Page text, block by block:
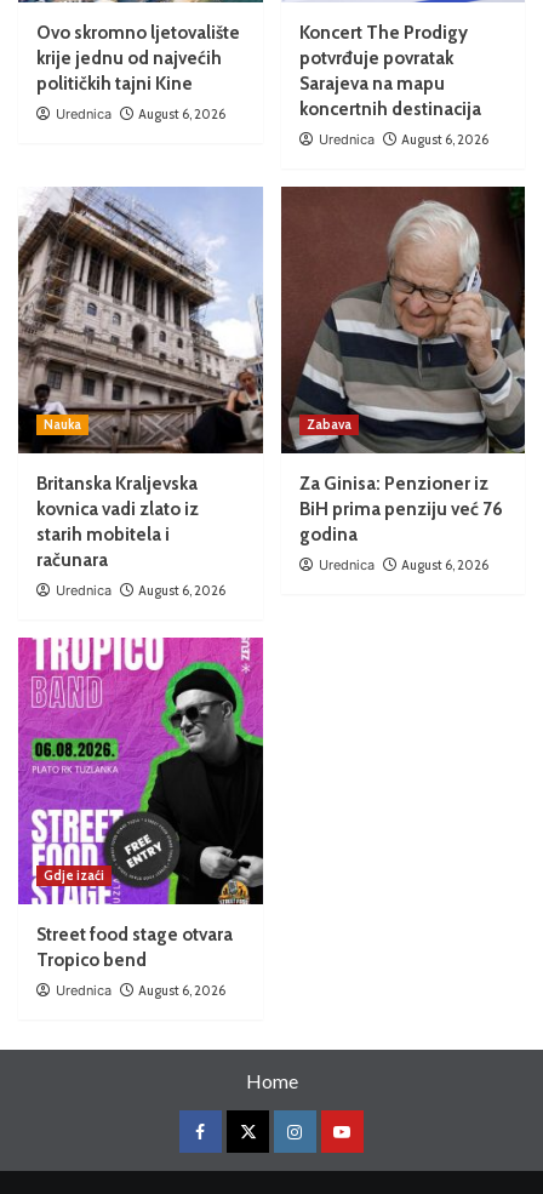
Ovo skromno ljetovalište
krije jednu od najvećih
političkih tajni Kine
Urednica August 6, 2026
Koncert The Prodigy
potvrđuje povratak
Sarajeva na mapu
koncertnih destinacija
Urednica August 6, 2026
Nauka
Britanska Kraljevska
kovnica vadi zlato iz
starih mobitela i
računara
Urednica August 6, 2026
Zabava
Za Ginisa: Penzioner iz
BiH prima penziju već 76
godina
Urednica August 6, 2026
Gdje izaći
Street food stage otvara
Tropico bend
Urednica August 6, 2026
Home